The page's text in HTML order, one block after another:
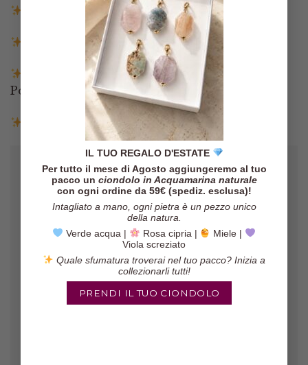
IL TUO REGALO D'ESTATE
Per tutto il mese di Agosto aggiungeremo al tuo
pacco un ciondolo in Acquamarina naturale
con ogni ordine da 59€ (spediz. esclusa)!
Intagliato a mano, ogni pietra è un pezzo unico
della natura.
Verde acqua |
Rosa cipria |
Miele |
Viola screziato
Quale sfumatura troverai nel tuo pacco? Inizia a
collezionarli tutti!
PRENDI IL TUO CIONDOLO
Spedizione gratuita in Italia sopra i 140€
Spedizione entro 3 giorni lavorativi
Pagamenti tramite Paypal, Carta di credito,
Postepay e Scalapay
Resi entro 14 giorni
Gli orecchini sono veramente belli,
il pacco è arrivato in poco tempo ed
il venditore è molto affidabile!